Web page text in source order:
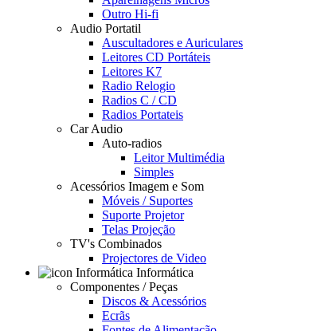
Outro Hi-fi
Audio Portatil
Auscultadores e Auriculares
Leitores CD Portáteis
Leitores K7
Radio Relogio
Radios C / CD
Radios Portateis
Car Audio
Auto-radios
Leitor Multimédia
Simples
Acessórios Imagem e Som
Móveis / Suportes
Suporte Projetor
Telas Projeção
TV's Combinados
Projectores de Video
Informática
Componentes / Peças
Discos & Acessórios
Ecrãs